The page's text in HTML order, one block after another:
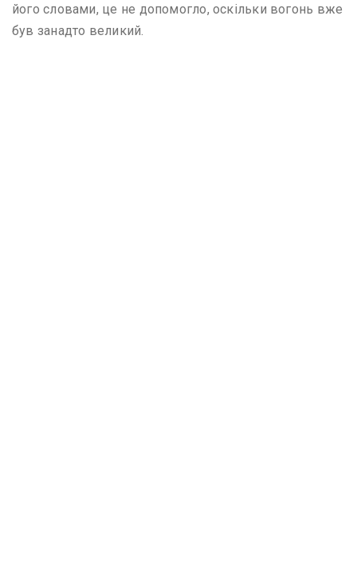
його словами, це не допомогло, оскільки вогонь вже
був занадто великий.